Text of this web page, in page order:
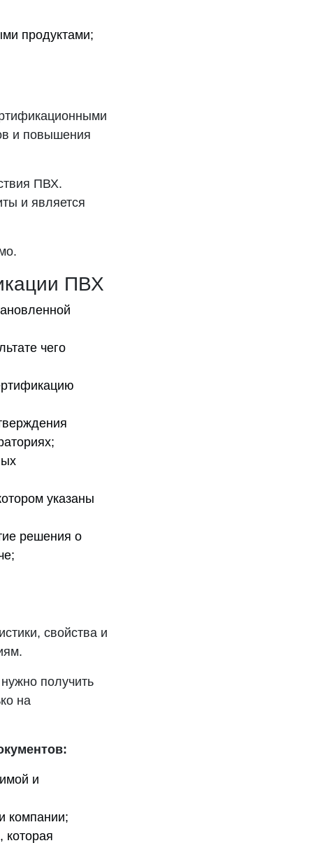
продуктами;
и повышения
ПВХ.
и является
ПВХ
чего
указаны
решения о
свойства и
получить
на
и
компании;
которая